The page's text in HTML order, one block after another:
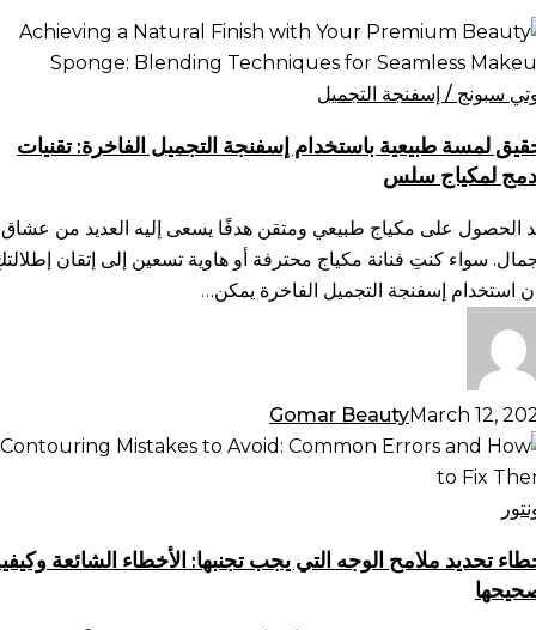
سبونج / إسفنجة التجميل
لمسة طبيعية باستخدام إسفنجة التجميل الفاخرة: تقنيات
لمكياج سلس
الحصول على مكياج طبيعي ومتقن هدفًا يسعى إليه العديد من عشاق
سواء كنتِ فنانة مكياج محترفة أو هاوية تسعين إلى إتقان
استخدام إسفنجة التجميل الفاخرة يمكن…
Gomar BeautyMarch 12,
تحديد ملامح الوجه التي يجب تجنبها: الأخطاء الشائعة